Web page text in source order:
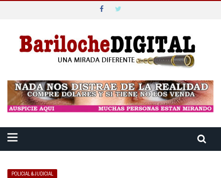
BARILOCHE DIGITAL
Top Menu
BARILOCHE DIGITAL
Main Menu
POLICIALES & JUDICIALES
POLICIAL & JUDICIAL